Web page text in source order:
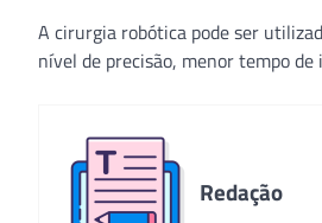
A cirurgia robótica pode ser
nível de precisão, menor tempo
Redação